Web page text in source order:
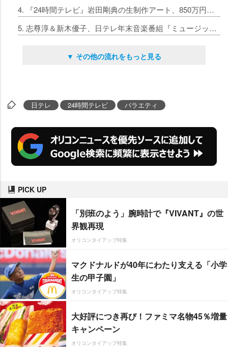
4. 『24時間テレビ』岩田剛典の生制作アート、850万円で落札 障がいのある子どもたちのアート支援に全額寄付
5. 志尊淳＆新木優子、日テレ年末音楽番組『ミュージックアワード』MCに決定【コメント全文】
▼ その他の流れをもっと見る
日テレ 24時間テレビ バラエティ
PICK UP
「別班のよう」腕時計で『VIVANT』の世
界観再現
オリコンタイアップ特集
マクドナルドが40年にわたり支える「小学
生の甲子園」
オリコンタイアップ特集
大好評につき再び！ファミマ名物45％増量
キャンペーン
オリコンタイアップ特集